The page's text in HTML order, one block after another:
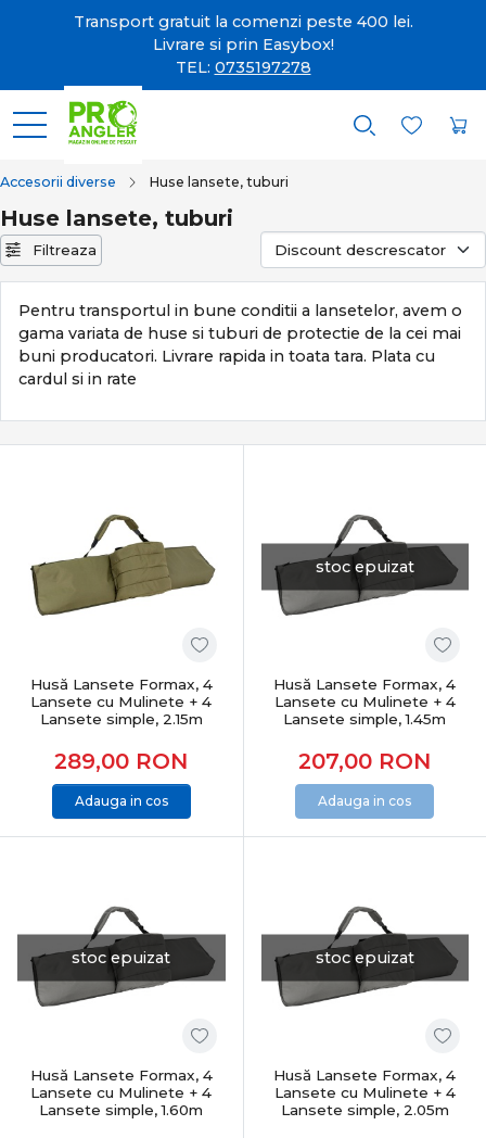
Transport gratuit la comenzi peste 400 lei.
Livrare si prin Easybox!
TEL: 0735197278
Accesorii diverse Huse lansete, tuburi
Huse lansete, tuburi
Filtreaza
Pentru transportul in bune conditii a lansetelor, avem o
gama variata de huse si tuburi de protectie de la cei mai
buni producatori. Livrare rapida in toata tara. Plata cu
cardul si in rate
Husă Lansete Formax, 4
Lansete cu Mulinete + 4
Lansete simple, 2.15m
289,00 RON
Adauga in cos
stoc epuizat
Husă Lansete Formax, 4
Lansete cu Mulinete + 4
Lansete simple, 1.45m
207,00 RON
Adauga in cos
stoc epuizat
Husă Lansete Formax, 4
Lansete cu Mulinete + 4
Lansete simple, 1.60m
stoc epuizat
Husă Lansete Formax, 4
Lansete cu Mulinete + 4
Lansete simple, 2.05m